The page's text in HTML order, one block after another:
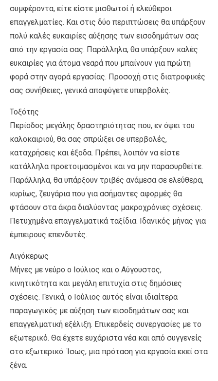
συμφέροντα, είτε είστε μισθωτοί ή ελεύθεροι
επαγγελματίες. Και στις δύο περιπτώσεις θα υπάρξουν
πολύ καλές ευκαιρίες αύξησης των εισοδημάτων σας
από την εργασία σας. Παράλληλα, θα υπάρξουν καλές
ευκαιρίες για άτομα νεαρά που μπαίνουν για πρώτη
φορά στην αγορά εργασίας. Προσοχή στις διατροφικές
σας συνήθειες, γενικά αποφύγετε υπερβολές.
Τοξότης
Περίοδος μεγάλης δραστηριότητας που, εν όψει του
καλοκαιριού, θα σας σπρώξει σε υπερβολές,
καταχρήσεις και έξοδα. Πρέπει, λοιπόν να είστε
κατάλληλα προετοιμασμένοι και να μην παρασυρθείτε.
Παράλληλα, θα υπάρξουν τριβές ανάμεσα σε ελεύθερα,
κυρίως, ζευγάρια που για ασήμαντες αφορμές θα
φτάσουν στα άκρα διαλύοντας μακροχρόνιες σχέσεις.
Πετυχημένα επαγγελματικά ταξίδια. Ιδανικός μήνας για
έμπειρους επενδυτές.
Αιγόκερως
Μήνες με νεύρο ο Ιούλιος και ο Αύγουστος,
κινητικότητα και μεγάλη επιτυχία στις δημόσιες
σχέσεις. Γενικά, ο Ιούλιος αυτός είναι ιδιαίτερα
παραγωγικός με αύξηση των εισοδημάτων σας και
επαγγελματική εξέλιξη. Επικερδείς συνεργασίες με το
εξωτερικό. Θα έχετε ευχάριστα νέα και από συγγενείς
στο εξωτερικό. Ίσως, μια πρόταση για εργασία εκεί στα
ξένα.